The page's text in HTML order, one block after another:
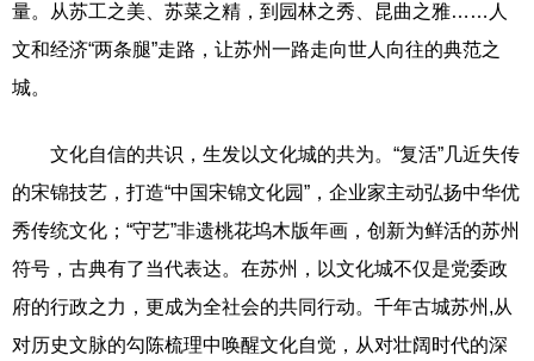
量。从苏工之美、苏菜之精，到园林之秀、昆曲之雅……人
文和经济“两条腿”走路，让苏州一路走向世人向往的典范之
城。
文化自信的共识，生发以文化城的共为。“复活”几近失传
的宋锦技艺，打造“中国宋锦文化园”，企业家主动弘扬中华优
秀传统文化；“守艺”非遗桃花坞木版年画，创新为鲜活的苏州
符号，古典有了当代表达。在苏州，以文化城不仅是党委政
府的行政之力，更成为全社会的共同行动。千年古城苏州,从
对历史文脉的勾陈梳理中唤醒文化自觉，从对壮阔时代的深